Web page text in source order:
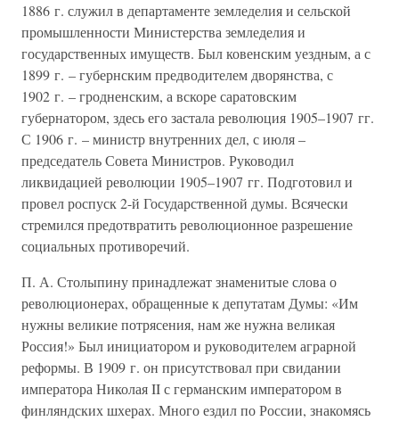
1886 г. служил в департаменте земледелия и сельской
промышленности Министерства земледелия и
государственных имуществ. Был ковенским уездным, а с
1899 г. – губернским предводителем дворянства, с
1902 г. – гродненским, а вскоре саратовским
губернатором, здесь его застала революция 1905–1907 гг.
С 1906 г. – министр внутренних дел, с июля –
председатель Совета Министров. Руководил
ликвидацией революции 1905–1907 гг. Подготовил и
провел роспуск 2-й Государственной думы. Всячески
стремился предотвратить революционное разрешение
социальных противоречий.
П. А. Столыпину принадлежат знаменитые слова о
революционерах, обращенные к депутатам Думы: «Им
нужны великие потрясения, нам же нужна великая
Россия!» Был инициатором и руководителем аграрной
реформы. В 1909 г. он присутствовал при свидании
императора Николая II с германским императором в
финляндских шхерах. Много ездил по России, знакомясь